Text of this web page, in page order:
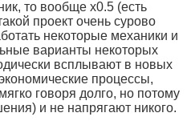
то вообще х0.5 (есть
проект очень сурово
некоторые механики и
варианты некоторых
всплывают в новых
процессы,
говоря долго, но потому
и не напрягают никого.